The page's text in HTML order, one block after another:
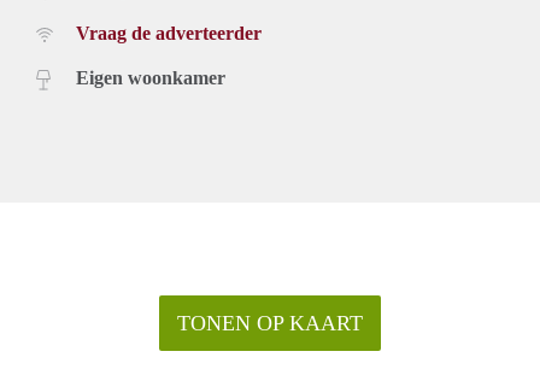
Vraag de adverteerder
Eigen woonkamer
TONEN OP KAART